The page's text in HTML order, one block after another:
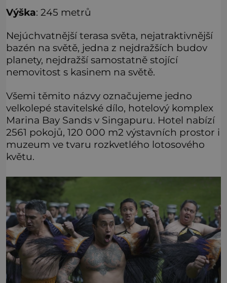
Výška: 245 metrů
Nejúchvatnější terasa světa, nejatraktivnější
bazén na světě, jedna z nejdražších budov
planety, nejdražší samostatně stojící
nemovitost s kasinem na světě.
Všemi těmito názvy označujeme jedno
velkolepé stavitelské dílo, hotelový komplex
Marina Bay Sands v Singapuru. Hotel nabízí
2561 pokojů, 120 000 m2 výstavních prostor i
muzeum ve tvaru rozkvetlého lotosového
květu.